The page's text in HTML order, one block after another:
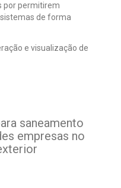
por permitirem
de forma
e visualização de
saneamento
empresas no